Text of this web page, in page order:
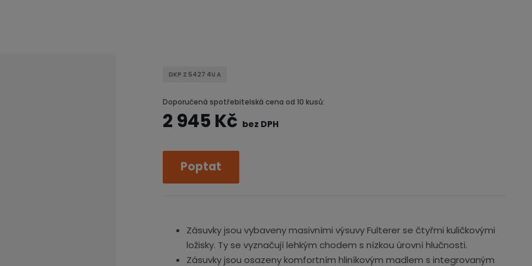
DKP Z 5427 4U A
Doporučená spotřebitelská cena od 10 kusů:
2 945 Kč bez DPH
Poptat
Zásuvky jsou vybaveny masivními výsuvy Fulterer se čtyřmi kuličkovými
ložisky. Ty se vyznačují lehkým chodem s nízkou úrovní hlučnosti.
Zásuvky jsou osazeny komfortním hliníkovým madlem s integrovaným